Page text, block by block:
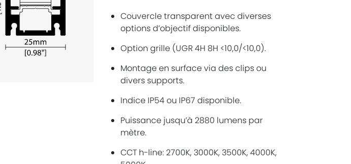
Couvercle transparent avec diverses
options d’objectif disponibles.
Option grille (UGR 4H 8H <10,0/<10,0).
Montage en surface via des clips ou
divers supports.
Indice IP54 ou IP67 disponible.
Puissance jusqu’à 2880 lumens par
mètre.
CCT h-line: 2700K, 3000K, 3500K, 4000K,